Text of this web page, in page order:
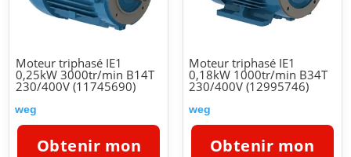
Moteur triphasé IE1
0,25kW 3000tr/min B14T
230/400V (11745690)
weg
Obtenir mon
Moteur triphasé IE1
0,18kW 1000tr/min B34T
230/400V (12995746)
weg
Obtenir mon